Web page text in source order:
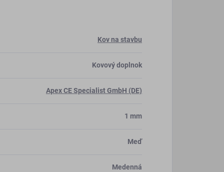
Kov na stavbu
Kovový doplnok
Apex CE Specialist GmbH (DE)
1 mm
Meď
Medenná